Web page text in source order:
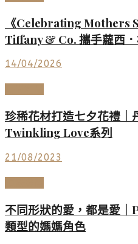
《Celebrating Mothers
Tiffany & Co. 攜手蘿西
14/04/2026
珍稀花材打造七夕花禮｜
Twinkling Love系列
21/08/2023
不同形狀的愛，都是愛｜
類型的媽媽角色